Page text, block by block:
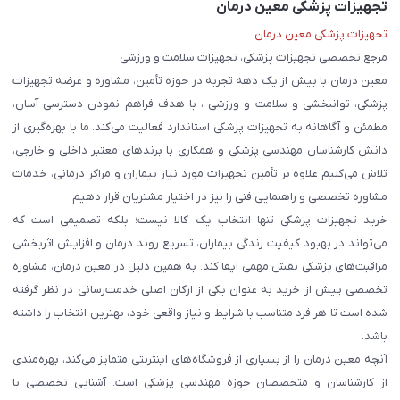
تجهیزات پزشکی معین درمان
تجهیزات پزشکی معین درمان
مرجع تخصصی تجهیزات پزشکی، تجهیزات سلامت و ورزشی
معین درمان با بیش از یک دهه تجربه در حوزه تأمین، مشاوره و عرضه تجهیزات
پزشکی، توانبخشی و سلامت و ورزشی ، با هدف فراهم نمودن دسترسی آسان،
مطمئن و آگاهانه به تجهیزات پزشکی استاندارد فعالیت می‌کند. ما با بهره‌گیری از
دانش کارشناسان مهندسی پزشکی و همکاری با برندهای معتبر داخلی و خارجی،
تلاش می‌کنیم علاوه بر تأمین تجهیزات مورد نیاز بیماران و مراکز درمانی، خدمات
مشاوره تخصصی و راهنمایی فنی را نیز در اختیار مشتریان قرار دهیم.
خرید تجهیزات پزشکی تنها انتخاب یک کالا نیست؛ بلکه تصمیمی است که
می‌تواند در بهبود کیفیت زندگی بیماران، تسریع روند درمان و افزایش اثربخشی
مراقبت‌های پزشکی نقش مهمی ایفا کند. به همین دلیل در معین درمان، مشاوره
تخصصی پیش از خرید به عنوان یکی از ارکان اصلی خدمت‌رسانی در نظر گرفته
شده است تا هر فرد متناسب با شرایط و نیاز واقعی خود، بهترین انتخاب را داشته
باشد.
آنچه معین درمان را از بسیاری از فروشگاه‌های اینترنتی متمایز می‌کند، بهره‌مندی
از کارشناسان و متخصصان حوزه مهندسی پزشکی است. آشنایی تخصصی با